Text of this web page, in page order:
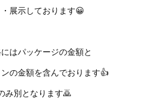
展示しております😀
はパッケージの金額と
の金額を含んでおります👍
み別となります🙇